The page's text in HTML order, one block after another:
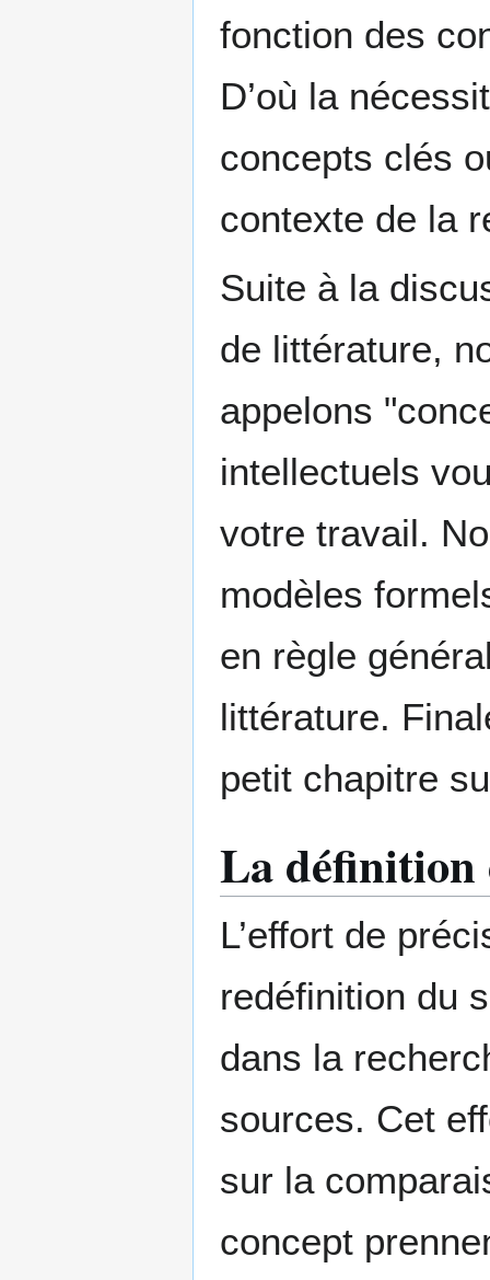
fonction des
D’où la
concepts clés
contexte de la
Suite à la
de littérature,
appelons
intellectuels
votre travail.
modèles
en règle
littérature.
petit chapitre
La définition
L’effort de
redéfinition du
dans la
sources. Cet
sur la
concept